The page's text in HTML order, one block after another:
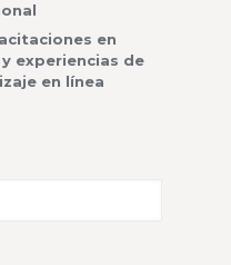
en
experiencias de
en línea